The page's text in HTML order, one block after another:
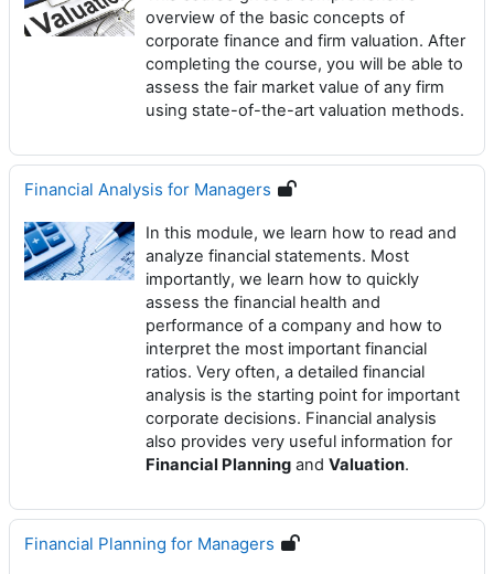
overview of the basic concepts of
corporate finance and firm valuation. After
completing the course, you will be able to
assess the fair market value of any firm
using state-of-the-art valuation methods.
Financial Analysis for Managers
In this module, we learn how to read and
analyze financial statements. Most
importantly, we learn how to quickly
assess the financial health and
performance of a company and how to
interpret the most important financial
ratios. Very often, a detailed financial
analysis is the starting point for important
corporate decisions. Financial analysis
also provides very useful information for
Financial Planning and Valuation.
Financial Planning for Managers